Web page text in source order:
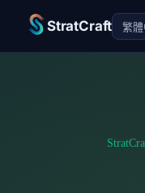
StratCraft 繁